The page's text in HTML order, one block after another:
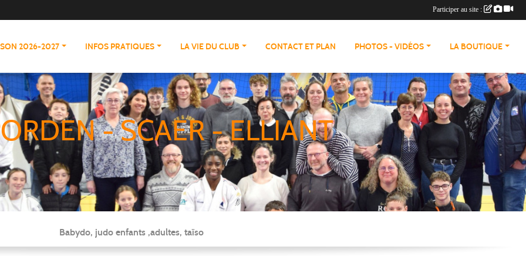
2026-2027 INFOS PRATIQUES LA VIE DU CLUB CONTACT ET PLAN PHOTOS - VIDÉOS LA BOUTIQUE
- SCAER - ELLIANT
Babydo, judo enfants ,adultes, taïso
Participer au site :